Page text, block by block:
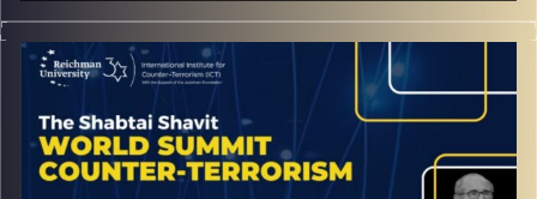
Interview from the ICT World Summit on Counter
Terrorism with Ambassador Tor Wennesland – UN
Special Coordinator for the Middle East Peace Process
(UNSCO)
קרדיט תמונות: